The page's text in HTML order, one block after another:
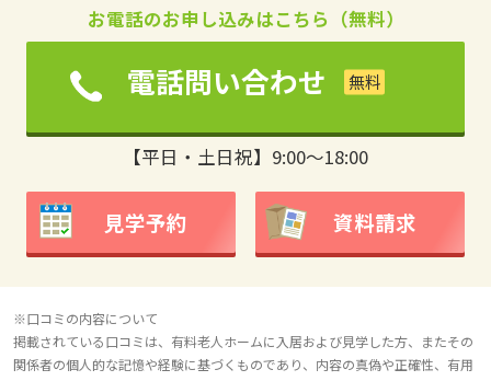
お電話のお申し込みはこちら（無料）
電話問い合わせ
【平日・土日祝】9:00～18:00
見学予約 資料請求
※口コミの内容について
掲載されている口コミは、有料老人ホームに入居および見学した方、またその
関係者の個人的な記憶や経験に基づくものであり、内容の真偽や正確性、有用